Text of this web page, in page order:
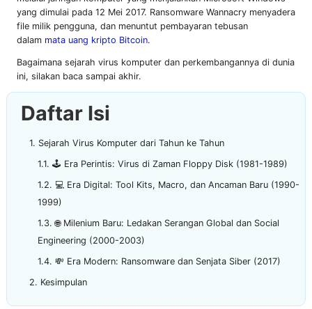
yang dimulai pada 12 Mei 2017. Ransomware Wannacry menyadera
file milik pengguna, dan menuntut pembayaran tebusan
dalam mata uang kripto Bitcoin.
Bagaimana sejarah virus komputer dan perkembangannya di dunia
ini, silakan baca sampai akhir.
Daftar Isi
Sejarah Virus Komputer dari Tahun ke Tahun
🕹️ Era Perintis: Virus di Zaman Floppy Disk (1981-1989)
💻 Era Digital: Tool Kits, Macro, dan Ancaman Baru (1990-
1999)
🌐 Milenium Baru: Ledakan Serangan Global dan Social
Engineering (2000-2003)
💸 Era Modern: Ransomware dan Senjata Siber (2017)
Kesimpulan